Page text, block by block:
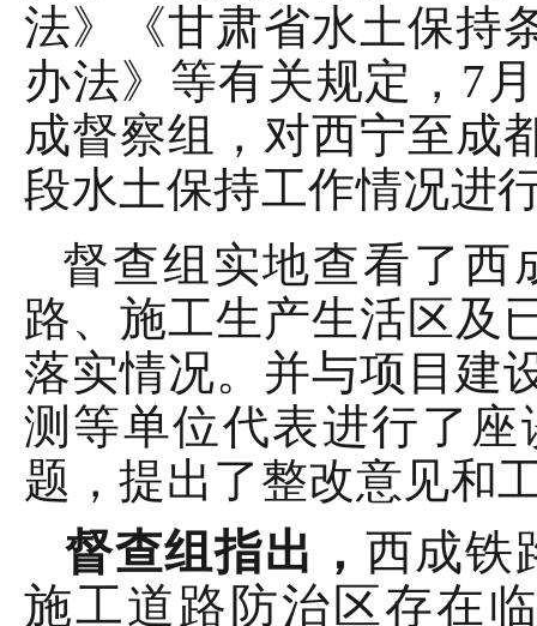
法》《甘肃省水土保持
办法》等有关规定，7
成督察组，对西宁至成
段水土保持工作情况进
督查组实地查看了西
路、施工生产生活区及
落实情况。并与项目建
测等单位代表进行了
题，提出了整改意见和
督查组指出， 西成铁
施工道路防治区存在